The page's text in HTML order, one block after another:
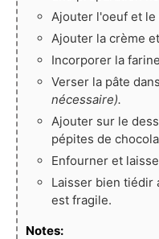
Ajouter l'oeuf et le
Ajouter la crème
Incorporer la
Verser la pâte
nécessaire).
Ajouter sur le
pépites de
Enfourner et
Laisser bien tiédir
est fragile.
Notes: